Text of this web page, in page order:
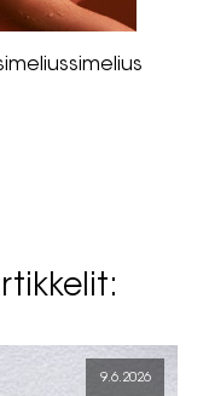
9.6.2026